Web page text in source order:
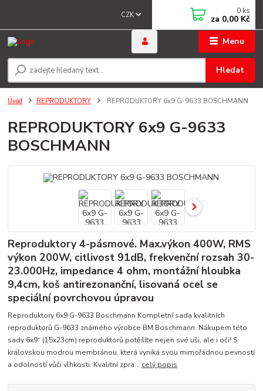
Menu
CZK
Hledat
0 ks
za 0,00 Kč
Úvod REPRODUKTORY REPRODUKTORY 6x9 G-9633 BOSCHMANN
REPRODUKTORY 6x9 G-9633
BOSCHMANN
Reproduktory 4-pásmové. Max.výkon 400W, RMS
výkon 200W, citlivost 91dB, frekvenční rozsah 30-
23.000Hz, impedance 4 ohm, montážní hloubka
9,4cm, koš antirezonanční, lisovaná ocel se
speciální povrchovou úpravou
Reproduktory 6x9 G-9633 Boschmann Kompletní sada kvalitních
reproduktorů G-9633 známého výrobce BM Boschmann. Nákupem této
sady 6x9“ (15x23cm) reproduktorů potěšíte nejen své uši, ale i oči! S
královskou modrou membránou, která vyniká svou mimořádnou pevností
a odolností vůči vlhkosti. Kvalitní zpra... celý popis